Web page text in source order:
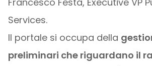
Services.
Il portale si occupa della
preliminari che riguardano il